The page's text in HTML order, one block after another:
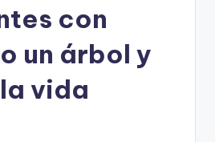
con
un árbol y
vida